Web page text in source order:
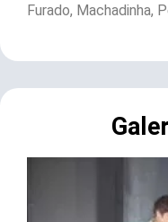
Furado, Machadinha,